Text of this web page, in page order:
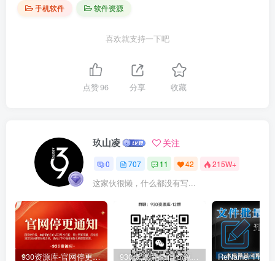
手机软件 软件资源
喜欢就支持一下吧
点赞96 分享 收藏
玖山凌 关注
0 707 11 42 215W+
这家伙很懒，什么都没有写...
930资源库-官网停更通知-【换在线文档更新-每日更新】 930资源库-微信资源12群【限时免费】开放入群中！！！